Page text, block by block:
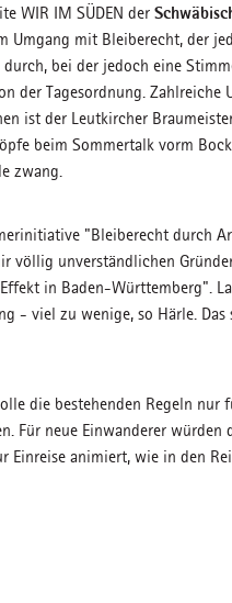
WIR IM SÜDEN der
Umgang mit Bleiberecht, der
bei der jedoch eine
der Tagesordnung. Zahlreiche
ist der Leutkircher
beim Sommertalk vorm
zwang.
"Bleiberecht durch
völlig unverständlichen
in Baden-Württemberg".
- viel zu wenige, so Härle.
die bestehenden Regeln nur
Für neue Einwanderer würden
animiert, wie in den